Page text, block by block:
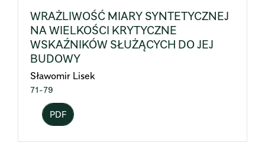
WRAŻLIWOŚĆ MIARY SYNTETYCZNEJ
NA WIELKOŚCI KRYTYCZNE
WSKAŹNIKÓW SŁUŻĄCYCH DO JEJ
BUDOWY
Sławomir Lisek
71-79
PDF